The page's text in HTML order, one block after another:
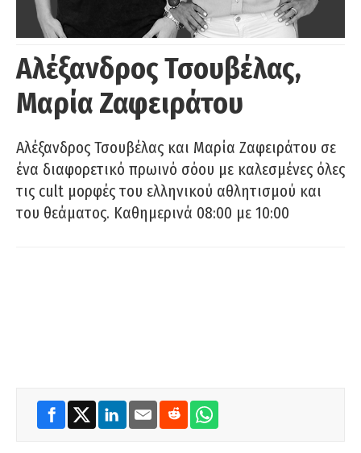
Αλέξανδρος Τσουβέλας,
Μαρία Ζαφειράτου
Αλέξανδρος Τσουβέλας και Μαρία Ζαφειράτου σε
ένα διαφορετικό πρωινό σόου με καλεσμένες όλες
τις cult μορφές του ελληνικού αθλητισμού και
του θεάματος. Καθημερινά 08:00 με 10:00